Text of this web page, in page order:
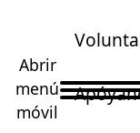
Abrir
menú
móvil